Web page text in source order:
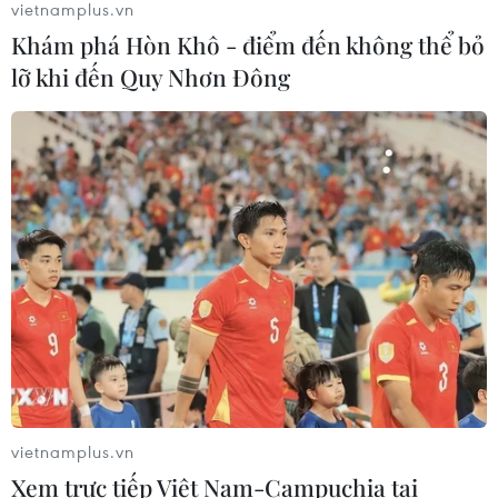
Giá vàng tăng phiên thứ tư liên tiếp,
chạm mức cao nhất trong 7 tuần
06/08/2026 08:36
Xem thêm
CƠ QUAN CHỦ QUẢN: THÔNG TẤN XÃ VIỆT NAM
Tổng Biên tập: TRẦN TIẾN DUẨN
vietnamplus.vn
Khám phá Hòn Khô - điểm đến không thể bỏ
lỡ khi đến Quy Nhơn Đông
vietnamplus.vn
Xem trực tiếp Việt Nam-Campuchia tại